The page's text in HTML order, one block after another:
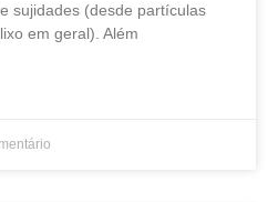
sujidades (desde partículas
em geral). Além